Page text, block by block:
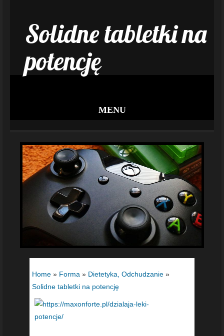
Solidne tabletki na
potencję
MENU
Home » Forma » Dietetyka, Odchudzanie »
Solidne tabletki na potencję